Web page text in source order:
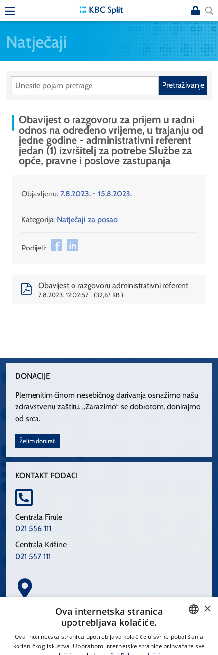
Natječaji
Pretraživanje
Obavijest o razgovoru za prijem u radni
odnos na određeno vrijeme, u trajanju od
jedne godine - administrativni referent
jedan (1) izvršitelj za potrebe Službe za
opće, pravne i poslove zastupanja
Objavljeno: 7.8.2023. - 15.8.2023.
Kategorija: Natječaji za posao
Podijeli:
Obavijest o razgovoru administrativni referent
7.8.2023. 12:02:57 32,67 KB
DONACIJE
Plemenitim činom nesebičnog darivanja osnažimo našu
zdravstvenu zaštitu. „Zarazimo“ se dobrotom, donirajmo
od srca.
Želim donirati
KONTAKT PODACI
Centrala Firule
021 556 111
Centrala Križine
021 557 111
Spinčićeva 1, 21000 Split
CROATIAN
×
Ova internetska stranica
upotrebljava kolačiće.
Ova internetska stranica upotrebljava kolačiće u svrhe poboljšanja
korisničkog iskustva. Uporabom internetske stranice prihvaćate sve